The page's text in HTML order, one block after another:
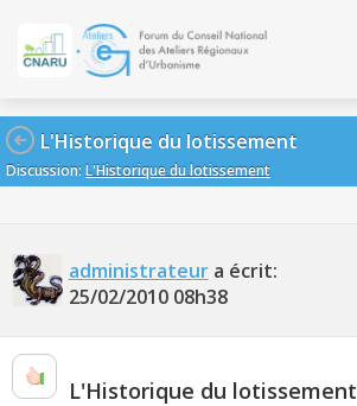
L'Historique du lotissement
Discussion: L'Historique du lotissement
administrateura écrit:
25/02/2010 08h38
L'Historique du lotissement